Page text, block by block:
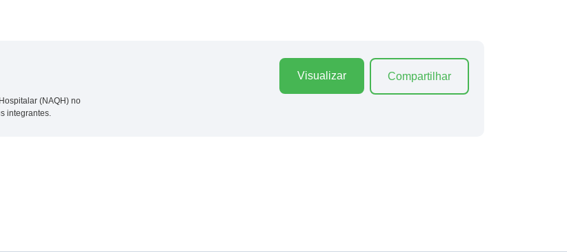
(NAQH) no
integrantes.
Visualizar Compartilhar